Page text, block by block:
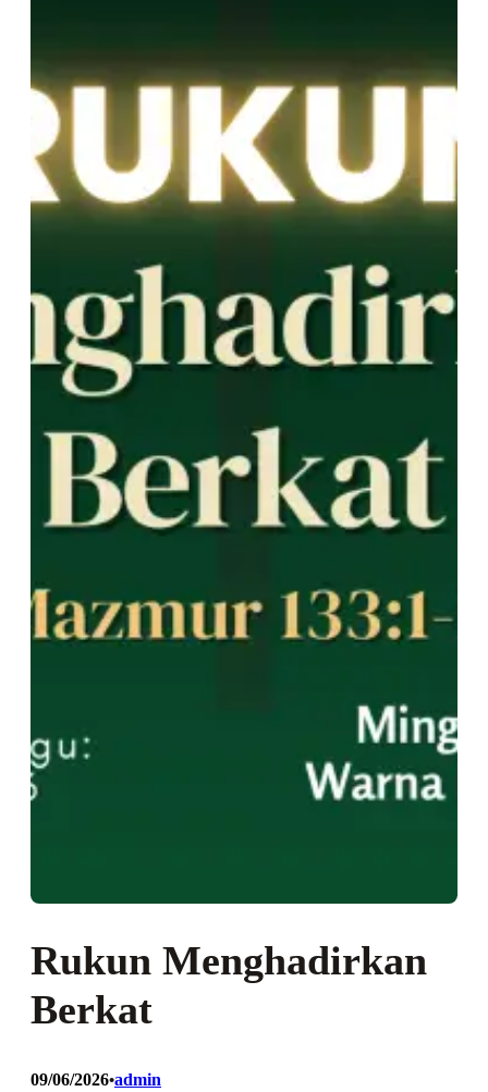
Rukun Menghadirkan
Berkat
09/06/2026•admin